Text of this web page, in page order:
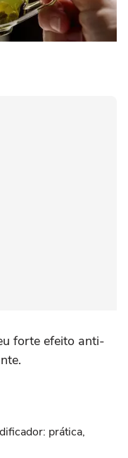
forte efeito anti-
prática,